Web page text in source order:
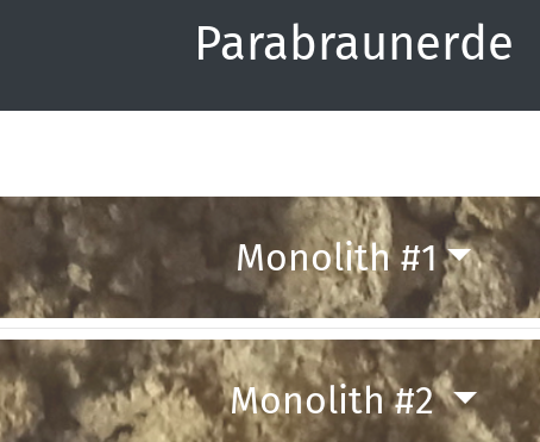
Parabraunerde
Monolith #1
Monolith #2